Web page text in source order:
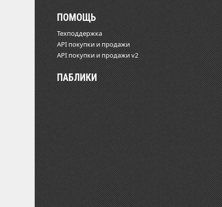
ПОМОЩЬ
Техподдержка
API покупки и продажи
API покупки и продажи v2
ПАБЛИКИ